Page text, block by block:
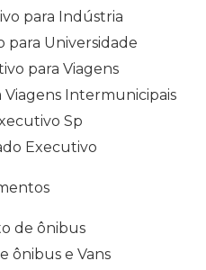
para Indústria
para Universidade
para Viagens
Intermunicipais
Sp
Executivo
de ônibus
ônibus e Vans